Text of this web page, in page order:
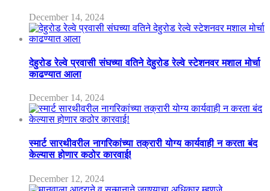
December 14, 2024
देहुरोड रेल्वे प्रवासी संघच्या वतिने देहुरोड रेल्वे स्टेशनवर मशाल मोर्चा
काढण्यात आला
December 14, 2024
स्मार्ट सारथीवरील नागरिकांच्या तक्रारी योग्य कार्यवाही न करता बंद
केल्यास होणार कठोर कारवाई!
December 12, 2024